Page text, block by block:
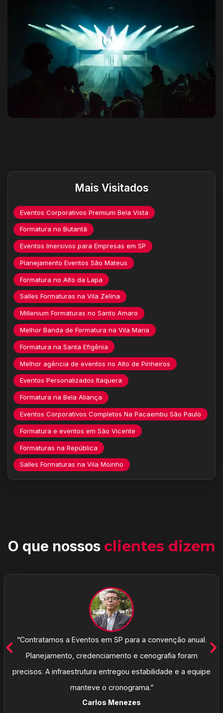
Mais Visitados
Eventos Corporativos Premium Bela Vista
Formatura no Butantã
Eventos Imersivos para Empresas em SP
Planejamento Eventos São Mateus
Formatura no Alto da Lapa
Salles Formaturas na Vila Zelina
Millenium Formaturas no Santo Amaro
Melhor Banda de Formatura na Vila Maria
Formatura na Santa Efigênia
Melhor agência de eventos no Alto de Pinheiros
Eventos Personalizados Itaquera
Formatura na Bela Aliança
Eventos Corporativos Completos Na Pacaembu São Paulo
Formatura e eventos em São Vicente
Formaturas na República
Salles Formaturas na Vila Moinho
O que nossos clientes dizem
“Contratamos a Eventos em SP para a convenção anual.
Planejamento, credenciamento e cenografia foram
precisos. A infraestrutura entregou estabilidade e a equipe
manteve o cronograma.”
Carlos Menezes